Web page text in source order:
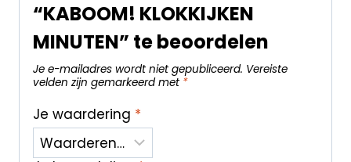
“KABOOM! KLOKKIJKEN
MINUTEN” te beoordelen
Je e-mailadres wordt niet gepubliceerd. Vereiste
velden zijn gemarkeerd met *
Je waardering *